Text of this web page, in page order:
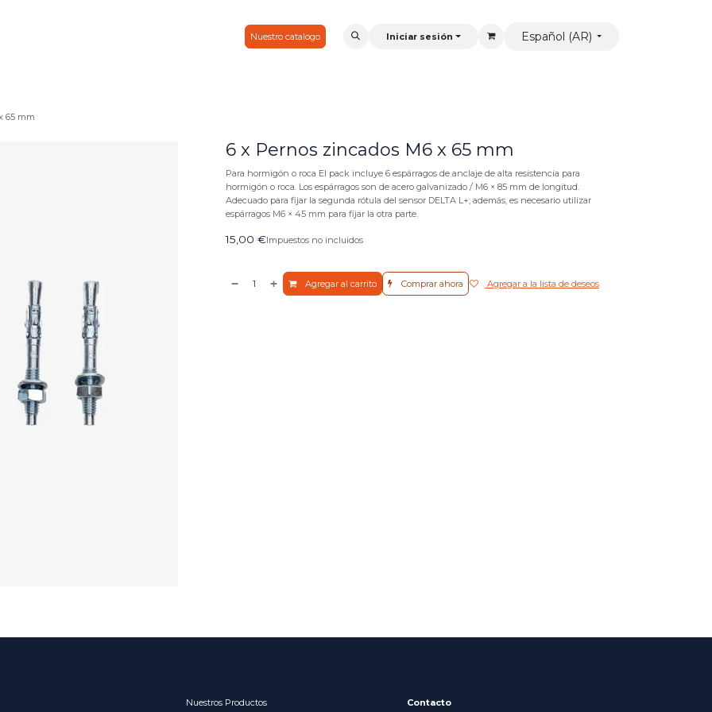
Nuestro catalogo Iniciar sesión Español (AR)
65 mm
6 x Pernos zincados M6 x 65 mm
Para hormigón o roca El pack incluye 6 espárragos de anclaje de alta resistencia para
hormigón o roca. Los espárragos son de acero galvanizado / M6 × 85 mm de longitud.
Adecuado para fijar la segunda rótula del sensor DELTA L+; además, es necesario utilizar
espárragos M6 × 45 mm para fijar la otra parte.
15,00 €Impuestos no incluidos
Agregar al carrito Comprar ahora Agregar a la lista de deseos
Nuestros Productos Contacto